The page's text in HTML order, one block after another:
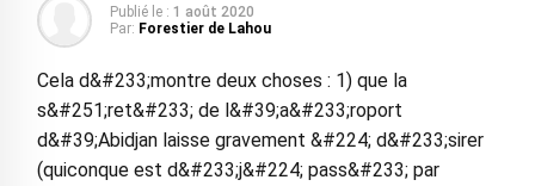
Publié le : 1 août 2020
Par: Forestier de Lahou
Cela d&#233;montre deux choses : 1) que la
s&#251;ret&#233; de l&#39;a&#233;roport
d&#39;Abidjan laisse gravement &#224; d&#233;sirer
(quiconque est d&#233;j&#224; pass&#233; par